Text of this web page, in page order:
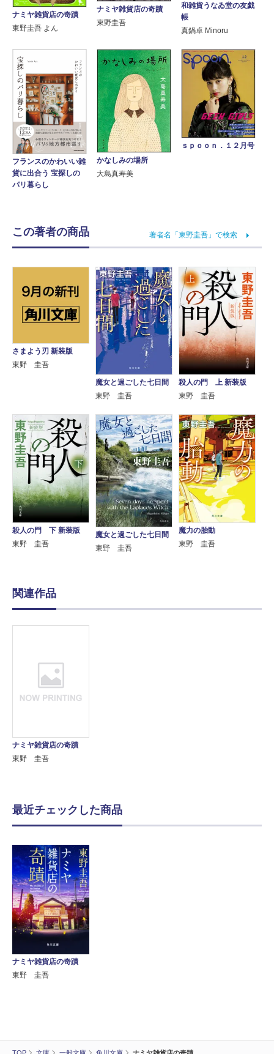
ナミヤ雑貨店の奇蹟
東野圭吾 よん
ナミヤ雑貨店の奇蹟
東野圭吾
和雑貨うなゐ堂の友戯
帳
真鍋卓 Minoru
フランスのかわいい雑
貨に出合う 宝探しの
パリ暮らし
かなしみの場所
大島真寿美
ｓｐｏｏｎ．１２月号
この著者の商品 著者名「東野圭吾」で検索
さまよう刃 新装版
東野 圭吾
魔女と過ごした七日間
東野 圭吾
殺人の門 上 新装版
東野 圭吾
殺人の門 下 新装版
東野 圭吾
魔女と過ごした七日間
東野 圭吾
魔力の胎動
東野 圭吾
関連作品
ナミヤ雑貨店の奇蹟
東野 圭吾
最近チェックした商品
ナミヤ雑貨店の奇蹟
東野 圭吾